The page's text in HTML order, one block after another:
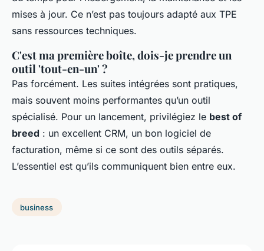
mises à jour. Ce n’est pas toujours adapté aux TPE
sans ressources techniques.
C'est ma première boîte, dois-je prendre un
outil 'tout-en-un' ?
Pas forcément. Les suites intégrées sont pratiques,
mais souvent moins performantes qu’un outil
spécialisé. Pour un lancement, privilégiez le best of
breed : un excellent CRM, un bon logiciel de
facturation, même si ce sont des outils séparés.
L’essentiel est qu’ils communiquent bien entre eux.
business